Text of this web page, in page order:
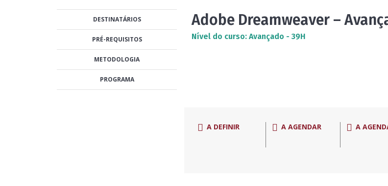
DESTINATÁRIOS
PRÉ-REQUISITOS
METODOLOGIA
PROGRAMA
Adobe Dreamweaver –
Nível do curso: Avançado - 39H
A DEFINIR A AGENDAR A